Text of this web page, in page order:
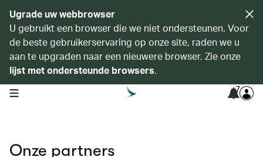
Ugrade uw webbrowser
U gebruikt een browser die we niet ondersteunen. Voor
de beste gebruikerservaring op onze site, raden we u
aan te upgraden naar een nieuwere browser. Zie onze
lijst met ondersteunde browsers.
open navigation menu 7
Onze partners